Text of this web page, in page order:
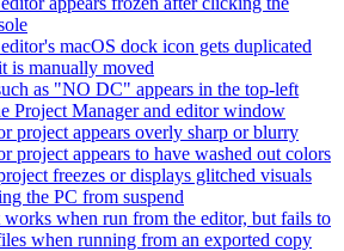
macOS dock icon gets duplicated
is manually moved
as "NO DC" appears in the top-left
Project Manager and editor window
project appears overly sharp or blurry
project appears to have washed out colors
freezes or displays glitched visuals
the PC from suspend
works when run from the editor, but fails to
when running from an exported copy